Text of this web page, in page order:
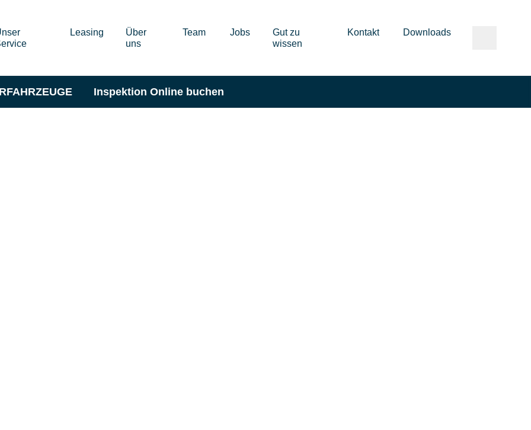
Leasing
Über
uns
Team Jobs
Gut zu
wissen
Kontakt Downloads
Inspektion Online buchen